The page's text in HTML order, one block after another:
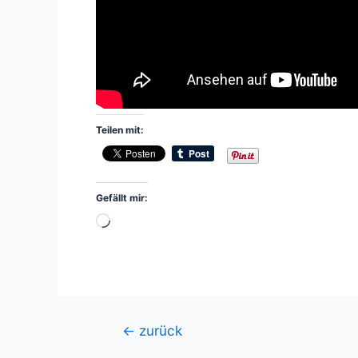
Teilen mit:
Gefällt mir:
Wird
Beitragsnavigation
← zurück